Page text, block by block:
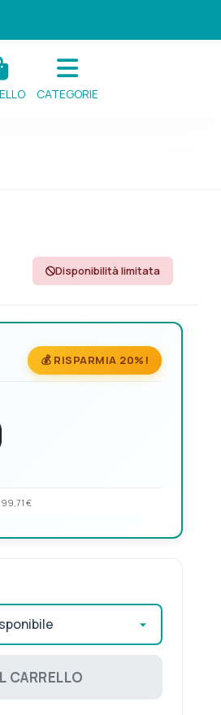
CATEGORIE
Disponibilità limitata
💰 RISPARMIA 20%!
99,71 €
CARRELLO